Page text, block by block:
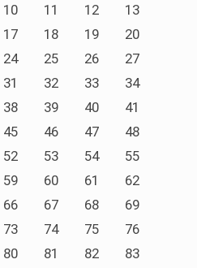
10 11 12
13
17 18 19
20
24 25 26
27
31 32 33
34
38 39 40
41
45 46 47
48
52 53 54
55
59 60 61
62
66 67 68
69
73 74 75
76
80 81 82
83